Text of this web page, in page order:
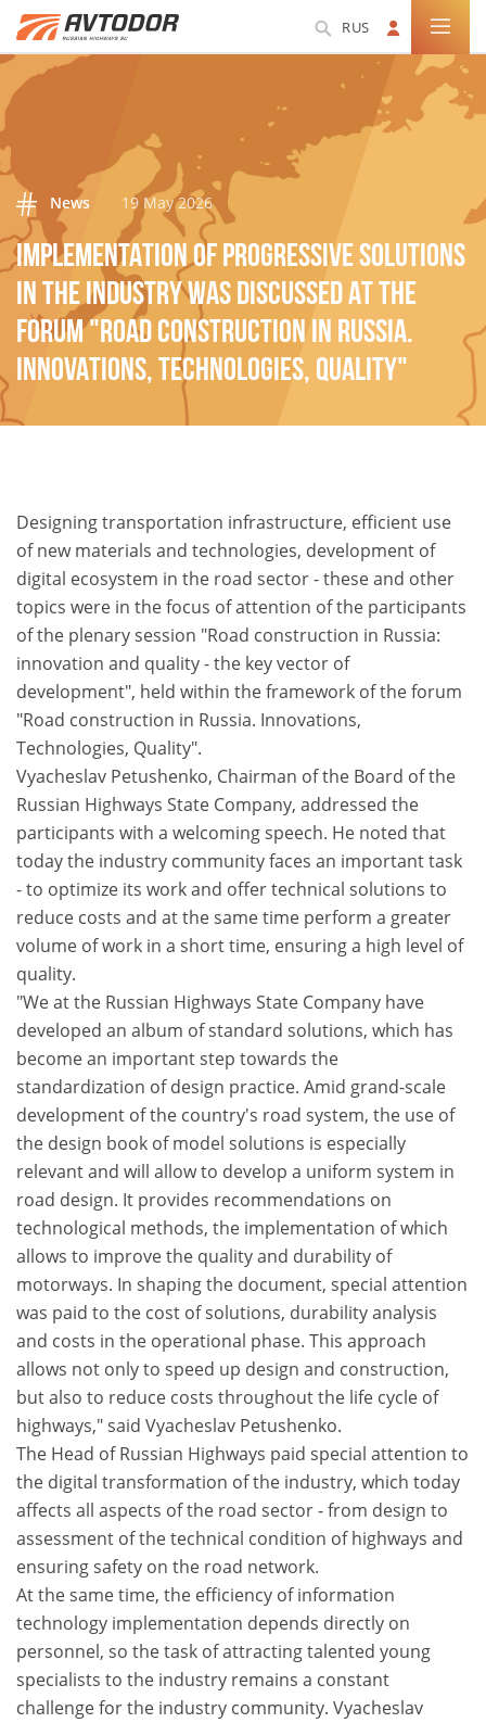
RUS
News 19 May 2026
IMPLEMENTATION OF PROGRESSIVE SOLUTIONS
IN THE INDUSTRY WAS DISCUSSED AT THE
FORUM "ROAD CONSTRUCTION IN RUSSIA.
INNOVATIONS, TECHNOLOGIES, QUALITY"
Designing transportation infrastructure, efficient use
of new materials and technologies, development of
digital ecosystem in the road sector - these and other
topics were in the focus of attention of the participants
of the plenary session "Road construction in Russia:
innovation and quality - the key vector of
development", held within the framework of the forum
"Road construction in Russia. Innovations,
Technologies, Quality".
Vyacheslav Petushenko, Chairman of the Board of the
Russian Highways State Company, addressed the
participants with a welcoming speech. He noted that
today the industry community faces an important task
- to optimize its work and offer technical solutions to
reduce costs and at the same time perform a greater
volume of work in a short time, ensuring a high level of
quality.
"We at the Russian Highways State Company have
developed an album of standard solutions, which has
become an important step towards the
standardization of design practice. Amid grand-scale
development of the country's road system, the use of
the design book of model solutions is especially
relevant and will allow to develop a uniform system in
road design. It provides recommendations on
technological methods, the implementation of which
allows to improve the quality and durability of
motorways. In shaping the document, special attention
was paid to the cost of solutions, durability analysis
and costs in the operational phase. This approach
allows not only to speed up design and construction,
but also to reduce costs throughout the life cycle of
highways," said Vyacheslav Petushenko.
The Head of Russian Highways paid special attention to
the digital transformation of the industry, which today
affects all aspects of the road sector - from design to
assessment of the technical condition of highways and
ensuring safety on the road network.
At the same time, the efficiency of information
technology implementation depends directly on
personnel, so the task of attracting talented young
specialists to the industry remains a constant
challenge for the industry community. Vyacheslav